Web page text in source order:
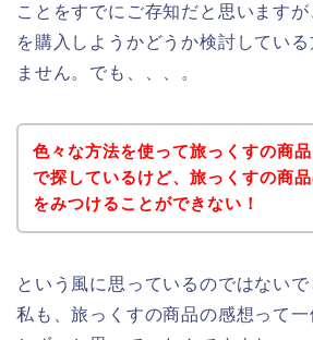
ことをすでにご存知だと思います
を購入しようかどうか検討してい
ません。でも、、、。
色々な方法を使って旅っくすの商
で探しているけど、旅っくすの商
をみつけることができない！
という風に思っているのではないで
私も、旅っくすの商品の感想って一